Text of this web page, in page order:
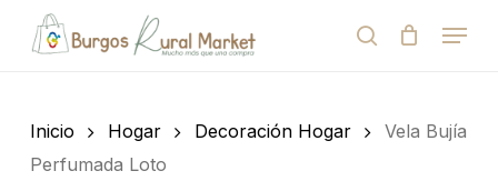
de
search
Menu
Cart
Inicio Hogar Decoración Hogar
Vela Bujía
Perfumada Loto